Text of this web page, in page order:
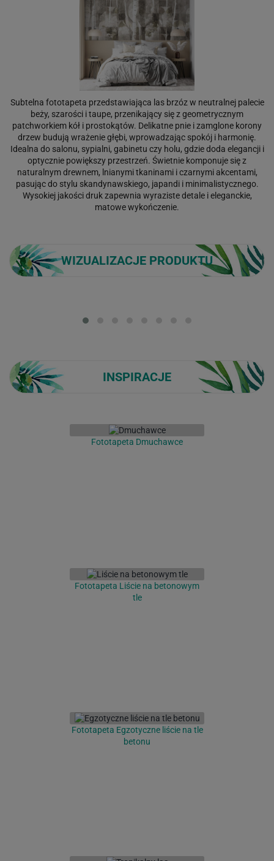
Subtelna fototapeta przedstawiająca las brzóz w neutralnej palecie
beży, szarości i taupe, przenikający się z geometrycznym
patchworkiem kół i prostokątów. Delikatne pnie i zamglone korony
drzew budują wrażenie głębi, wprowadzając spokój i harmonię.
Idealna do salonu, sypialni, gabinetu czy holu, gdzie doda elegancji i
optycznie powiększy przestrzeń. Świetnie komponuje się z
naturalnym drewnem, lnianymi tkaninami i czarnymi akcentami,
pasując do stylu skandynawskiego, japandi i minimalistycznego.
Wysokiej jakości druk zapewnia wyraziste detale i eleganckie,
matowe wykończenie.
WIZUALIZACJE PRODUKTU
INSPIRACJE
Fototapeta Dmuchawce
Fototapeta Liście na betonowym
tle
Fototapeta Egzotyczne liście na tle
betonu